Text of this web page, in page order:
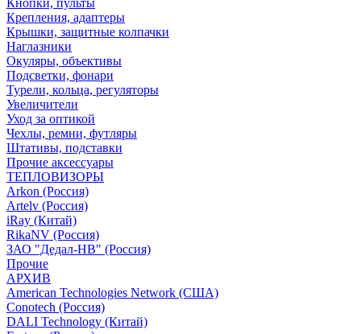
Кнопки, пульты
Крепления, адаптеры
Крышки, защитные колпачки
Наглазники
Окуляры, объективы
Подсветки, фонари
Турели, кольца, регуляторы
Увеличители
Уход за оптикой
Чехлы, ремни, футляры
Штативы, подставки
Прочие аксессуары
ТЕПЛОВИЗОРЫ
Arkon (Россия)
Artelv (Россия)
iRay (Китай)
RikaNV (Россия)
ЗАО "Дедал-НВ" (Россия)
Прочие
АРХИВ
American Technologies Network (США)
Conotech (Россия)
DALI Technology (Китай)